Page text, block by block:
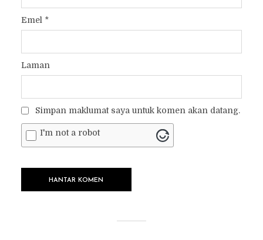
Emel *
Laman
Simpan maklumat saya untuk komen akan datang.
I'm not a robot